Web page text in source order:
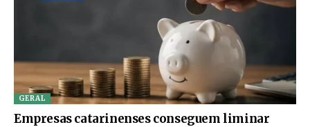
GERAL
Empresas catarinenses conseguem liminar